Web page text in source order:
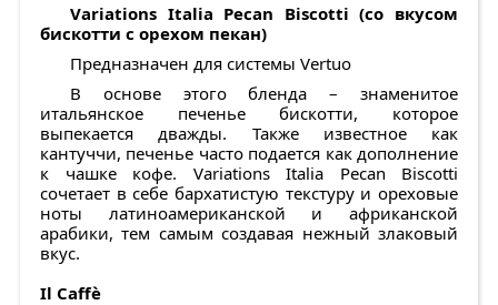
Variations Italia Pecan Biscotti (со вкусом
бискотти с орехом пекан)
Предназначен для системы Vertuo
В основе этого бленда – знаменитое
итальянское печенье бискотти, которое
выпекается дважды. Также известное как
кантуччи, печенье часто подается как дополнение
к чашке кофе. Variations Italia Pecan Biscotti
сочетает в себе бархатистую текстуру и ореховые
ноты латиноамериканской и африканской
арабики, тем самым создавая нежный злаковый
вкус.
Il Caffè